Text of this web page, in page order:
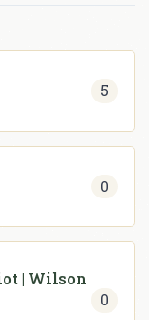
5
0
| Wilson
0